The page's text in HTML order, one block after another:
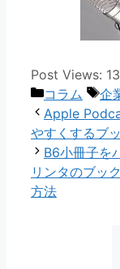
Post Views:
カ
テ
ゴ
リ
ー
コラム
タ
グ
企
Apple
やすくするブ
B6小冊子を
リンタのブッ
方法